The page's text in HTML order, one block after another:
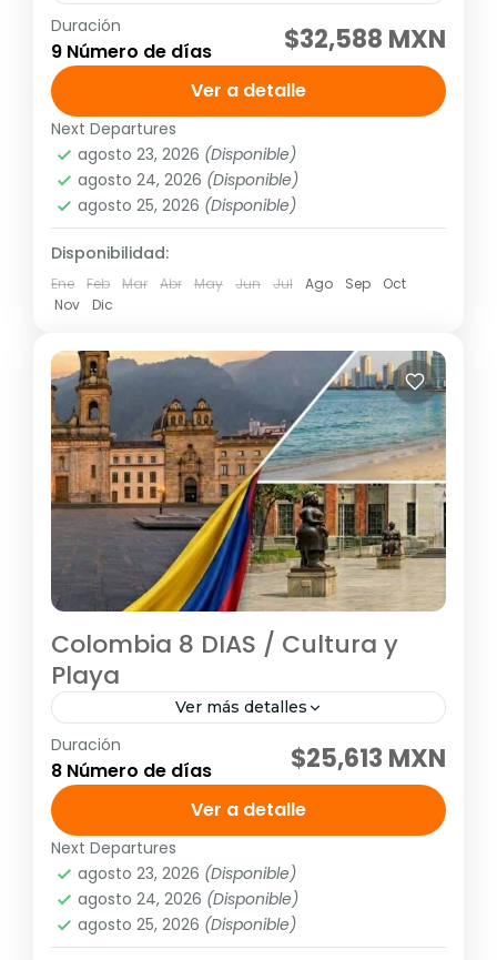
Visitando: Bogotá, Pereira, Cartagena, Días
de operación: Diario hasta el 14 de
diciembre de 2026 Tarifa no aplica para
puentes ni días festivos, pregunta por...
América,Sudamérica
2 People
Duración
9 Número de días $32,588 MXN
Ver a detalle
Next Departures
agosto 23, 2026 (Disponible)
agosto 24, 2026 (Disponible)
agosto 25, 2026 (Disponible)
Disponibilidad:
Ene Feb Mar Abr May Jun Jul Ago Sep
Oct
Nov
Dic
Colombia 8 DIAS / Cultura y
Playa
Ver más detalles
Visitando: Bogotá, Medellín, Cartagena,
Días de operación: Diario hasta el 14 de
diciembre de 2026 Tarifa no aplica para
puentes ni días festivos, pregunta por...
América,Sudamérica
2 People
Duración
8 Número de días $25,613 MXN
Ver a detalle
Next Departures
agosto 23, 2026 (Disponible)
agosto 24, 2026 (Disponible)
agosto 25, 2026 (Disponible)